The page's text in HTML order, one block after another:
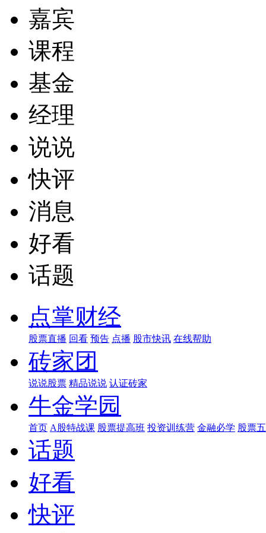
嘉宾
课程
基金
经理
说说
快评
消息
好看
话题
点掌财经
股票直播 回看 预告 点播 股市快讯 在线帮助
砖家团
说说股票 精品说说 认证砖家
牛金学园
首页 A股特战课 股票提高班 投资训练营 金融必学 股票
话题
好看
快评